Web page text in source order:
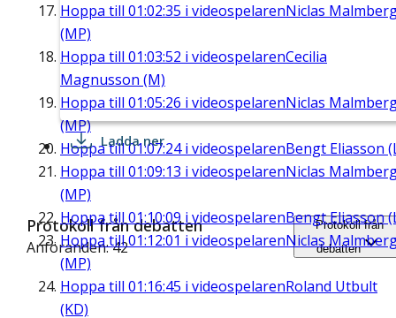
Hoppa till 01:02:35 i videospelarenNiclas
(MP)
Hoppa till 01:03:52 i videospelarenCecilia
Magnusson (M)
Hoppa till 01:05:26 i videospelarenNiclas
(MP)
Hoppa till01:07:24i videospelarenBengt Eliasson
Hoppa till 01:09:13 i videospelarenNiclas
(MP)
Hoppa till 01:10:09 i videospelarenBengt Eliasson
Hoppa till01:12:01 i videospelarenNiclas
(MP)
Hoppa till 01:16:45 i videospelarenRoland Utbult
(KD)
Ladda ner
Protokoll från debatten
Anföranden: 42
Protokoll från
debatten